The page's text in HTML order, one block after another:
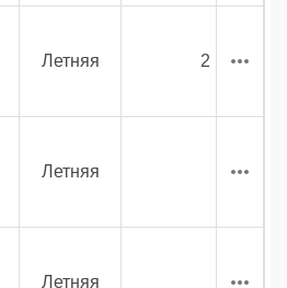
Летняя 2
Летняя
Летняя